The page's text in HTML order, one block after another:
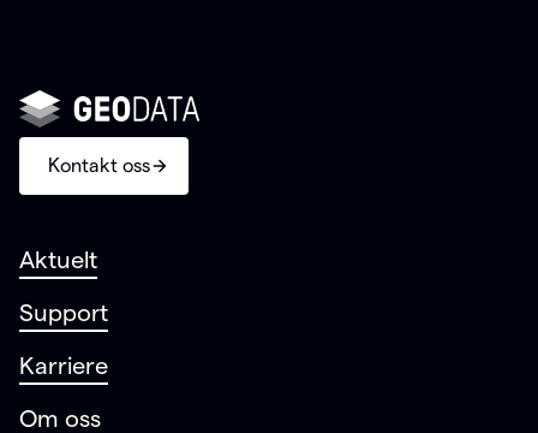
Kontakt oss
Aktuelt
Support
Karriere
Om oss